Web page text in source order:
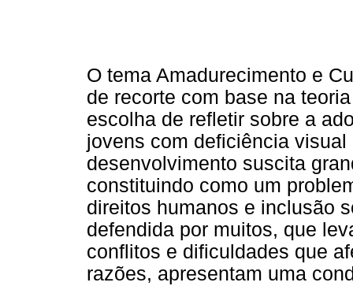
O tema Amadurecimento e
de recorte com base na
escolha de refletir sobre a
jovens com deficiência
desenvolvimento suscita
constituindo como um
direitos humanos e inclusão
defendida por muitos, que
conflitos e dificuldades que
razões, apresentam uma